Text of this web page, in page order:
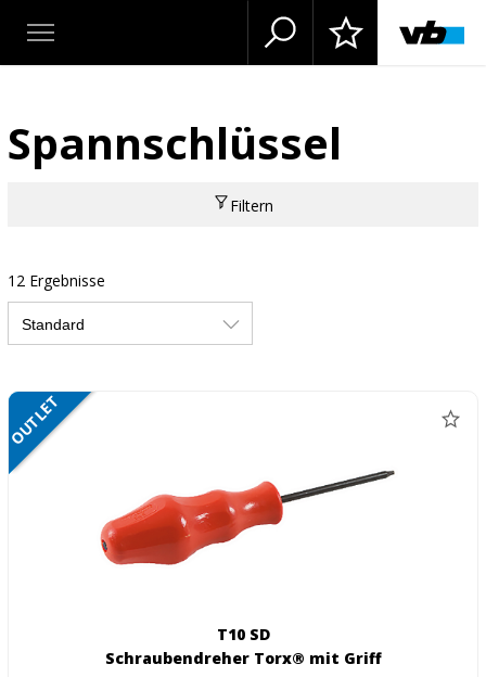
Spannschlüssel
Filtern
12 Ergebnisse
NETTO
OUTLET
T10 SD
Schraubendreher Torx® mit Griff